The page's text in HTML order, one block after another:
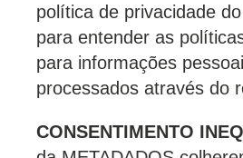
política de privacidade
para entender as
para informações
processados através do
CONSENTIMENTO